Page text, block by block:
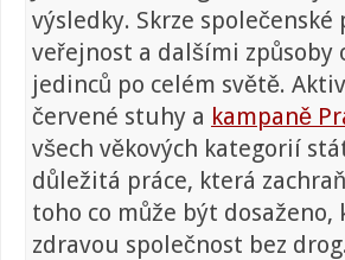
výsledky. Skrze
veřejnost a dalšími způsoby
jedinců po celém světě.
červené stuhy a kampaně
všech věkových kategorií
důležitá práce, která
toho co může být
zdravou společnost bez